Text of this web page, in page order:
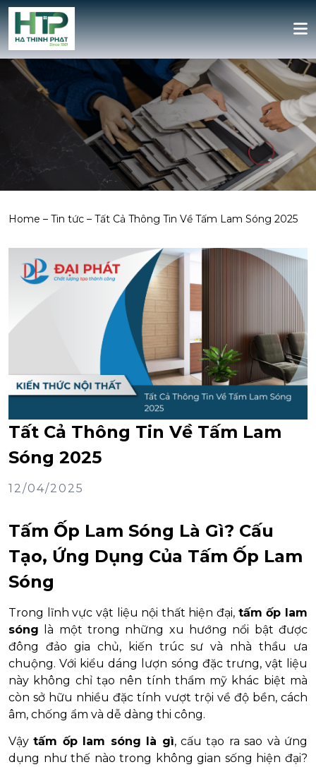
Home – Tin tức – Tất Cả Thông Tin Về Tấm Lam Sóng 2025
Tất Cả Thông Tin Về Tấm Lam
Sóng 2025
12/04/2025
Tấm Ốp Lam Sóng Là Gì? Cấu
Tạo, Ứng Dụng Của Tấm Ốp Lam
Sóng
Trong lĩnh vực vật liệu nội thất hiện đại, tấm ốp lam
sóng là một trong những xu hướng nổi bật được
đông đảo gia chủ, kiến trúc sư và nhà thầu ưa
chuộng. Với kiểu dáng lượn sóng đặc trưng, vật liệu
này không chỉ tạo nên tính thẩm mỹ khác biệt mà
còn sở hữu nhiều đặc tính vượt trội về độ bền, cách
âm, chống ẩm và dễ dàng thi công.
Vậytấm ốp lam sóng là gì, cấu tạo ra sao và ứng
dụng như thế nào trong không gian sống hiện đại?